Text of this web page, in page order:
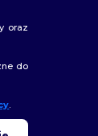
oraz
do
.